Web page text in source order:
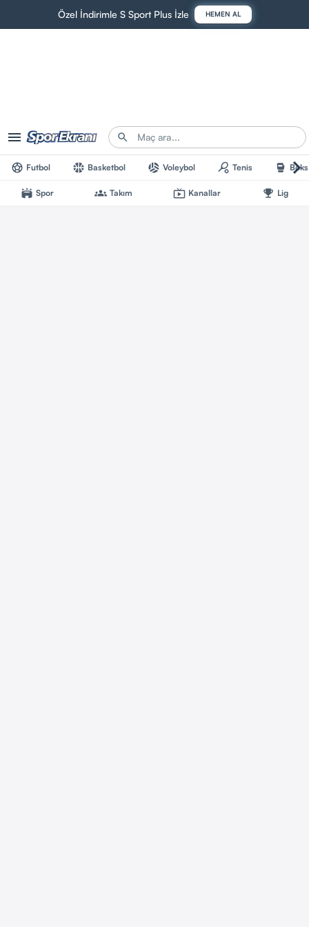
Özel İndirimle S Sport Plus İzle HEMEN AL
Futbol Basketbol Voleybol Tenis Boks
Spor Takım Kanallar Lig